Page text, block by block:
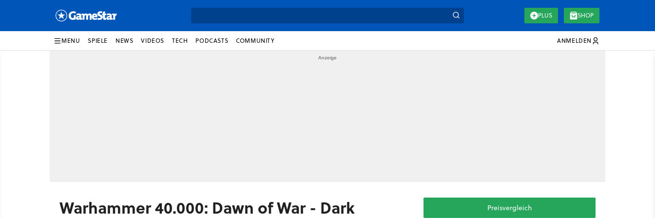
PLUS SHOP
MENU SPIELE NEWS VIDEOS TECH PODCASTS COMMUNITY ANMELDEN
Warhammer 40.000: Dawn of War - Dark
Preisvergleich